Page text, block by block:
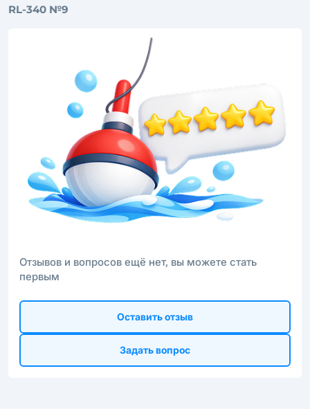
RL-340 №9
Отзывов и вопросов ещё нет, вы можете стать
первым
Оставить отзыв
Задать вопрос